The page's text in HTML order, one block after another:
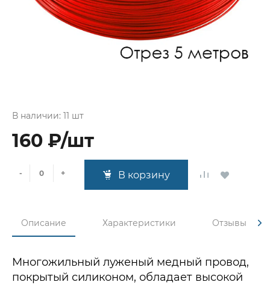
В наличии: 11 шт
160 ₽/шт
- + В корзину
Описание Характеристики Отзывы
Многожильный луженый медный провод,
покрытый силиконом, обладает высокой